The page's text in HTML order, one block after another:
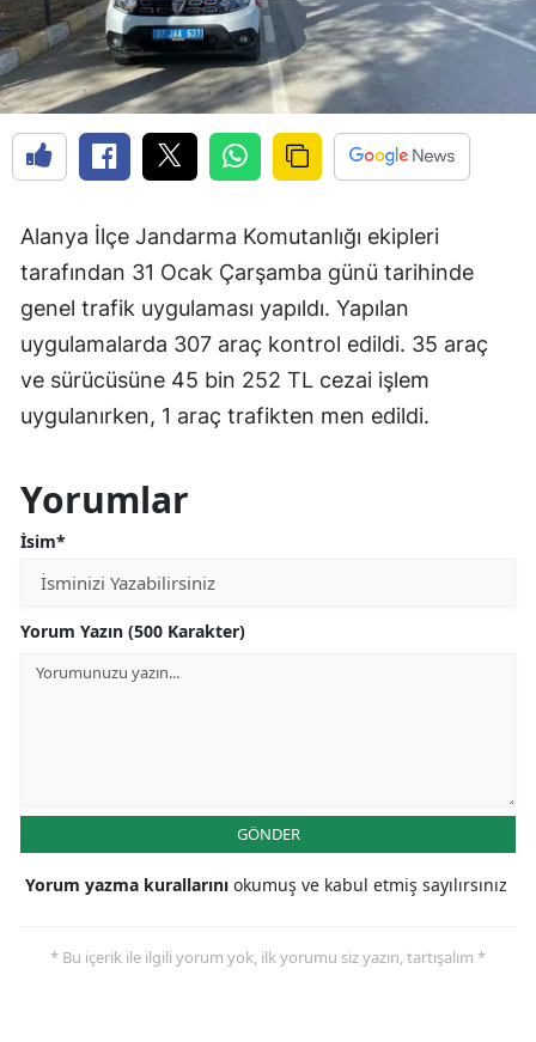
Alanya İlçe Jandarma Komutanlığı ekipleri
tarafından 31 Ocak Çarşamba günü tarihinde
genel trafik uygulaması yapıldı. Yapılan
uygulamalarda 307 araç kontrol edildi. 35 araç
ve sürücüsüne 45 bin 252 TL cezai işlem
uygulanırken, 1 araç trafikten men edildi.
Yorumlar
İsim*
Yorum Yazın (500 Karakter)
GÖNDER
Yorum yazma kurallarını okumuş ve kabul etmiş sayılırsınız
* Bu içerik ile ilgili yorum yok, ilk yorumu siz yazın, tartışalım *